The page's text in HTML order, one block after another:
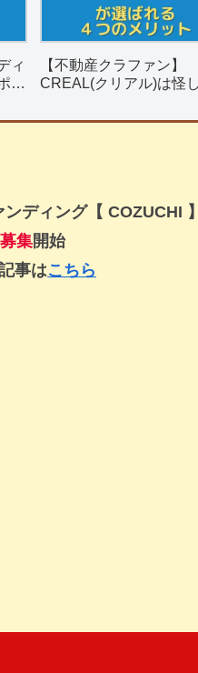
ィ
イ
【不動産クラファン】
CREAL(クリアル)は怪
を解説。
ディング【 COZUCHI
募集開始
事はこちら